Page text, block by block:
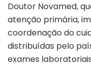
Doutor Novamed,
atenção primária,
coordenação do
distribuídas pelo
exames